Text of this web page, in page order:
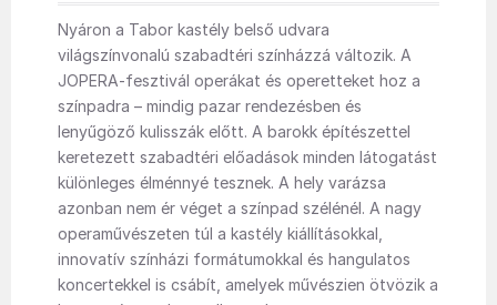
Nyáron a Tabor kastély belső udvara
világszínvonalú szabadtéri színházzá változik. A
JOPERA-fesztivál operákat és operetteket hoz a
színpadra – mindig pazar rendezésben és
lenyűgöző kulisszák előtt. A barokk építészettel
keretezett szabadtéri előadások minden látogatást
különleges élménnyé tesznek. A hely varázsa
azonban nem ér véget a színpad szélénél. A nagy
operaművészeten túl a kastély kiállításokkal,
innovatív színházi formátumokkal és hangulatos
koncertekkel is csábít, amelyek művészien ötvözik a